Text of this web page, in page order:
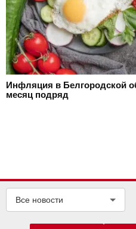
Инфляция в Белгородской
месяц подряд
Все новости